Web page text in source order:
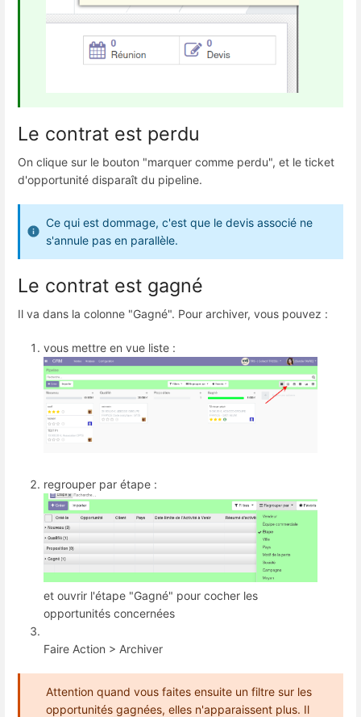
Le contrat est perdu
On clique sur le bouton "marquer comme perdu", et le ticket
d'opportunité disparaît du pipeline.
Ce qui est dommage, c'est que le devis associé ne
s'annule pas en parallèle.
Le contrat est gagné
Il va dans la colonne "Gagné". Pour archiver, vous pouvez :
vous mettre en vue liste :
regrouper par étape :
et ouvrir l'étape "Gagné" pour cocher les
opportunités concernées
Faire Action > Archiver
Attention quand vous faites ensuite un filtre sur les
opportunités gagnées, elles n'apparaissent plus. Il